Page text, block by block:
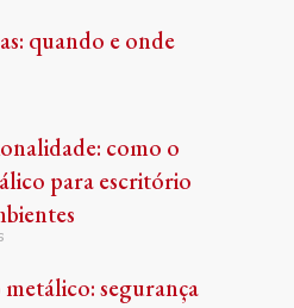
quando e onde
como o
para escritório
segurança